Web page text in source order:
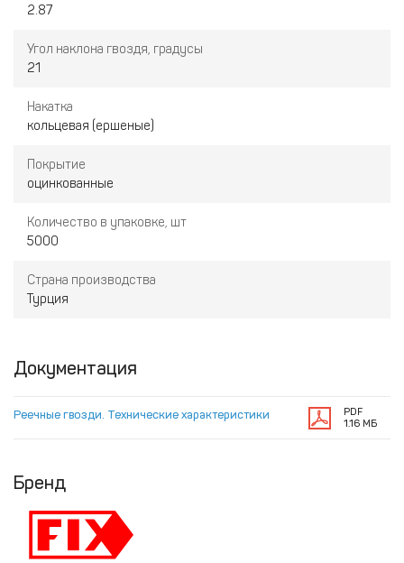
2.87
Угол наклона гвоздя, градусы
21
Накатка
кольцевая (ершеные)
Покрытие
оцинкованные
Количество в упаковке, шт
5000
Страна производства
Турция
Документация
Реечные гвозди. Технические характеристики
PDF
1.16 МБ
Бренд